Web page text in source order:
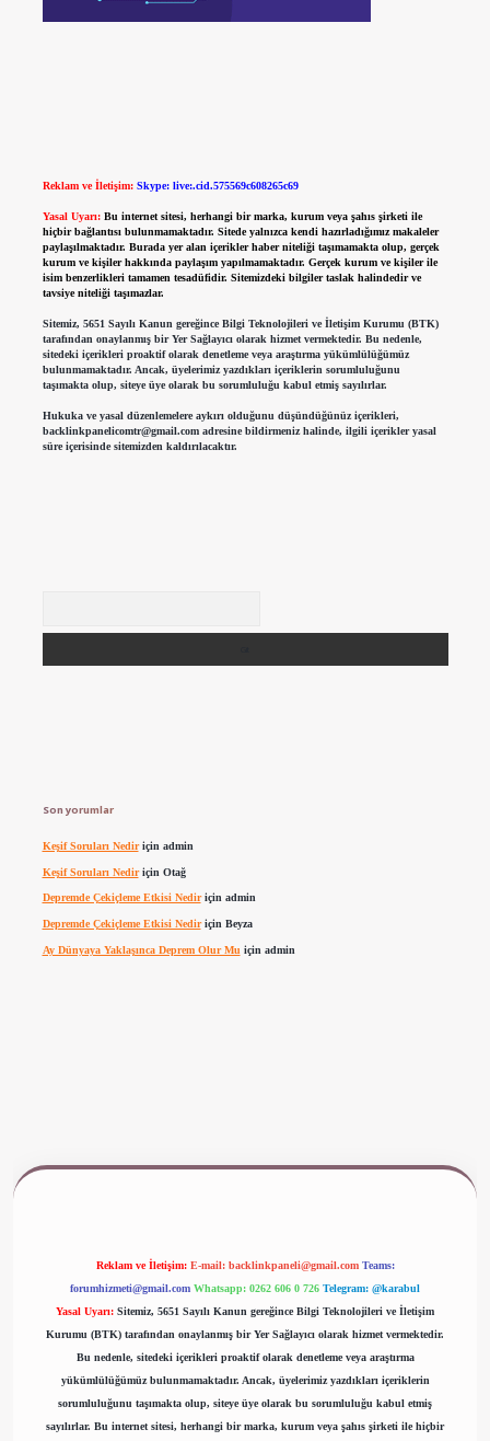
Reklam ve İletişim: Skype: live:.cid.575569c608265c69
Yasal Uyarı: Bu internet sitesi, herhangi bir marka, kurum veya şahıs şirketi ile
hiçbir bağlantısı bulunmamaktadır. Sitede yalnızca kendi hazırladığımız makaleler
paylaşılmaktadır. Burada yer alan içerikler haber niteliği taşımamakta olup, gerçek
kurum ve kişiler hakkında paylaşım yapılmamaktadır. Gerçek kurum ve kişiler ile
isim benzerlikleri tamamen tesadüfidir. Sitemizdeki bilgiler taslak halindedir ve
tavsiye niteliği taşımazlar.
Sitemiz, 5651 Sayılı Kanun gereğince Bilgi Teknolojileri ve İletişim Kurumu (BTK)
tarafından onaylanmış bir Yer Sağlayıcı olarak hizmet vermektedir. Bu nedenle,
sitedeki içerikleri proaktif olarak denetleme veya araştırma yükümlülüğümüz
bulunmamaktadır. Ancak, üyelerimiz yazdıkları içeriklerin sorumluluğunu
taşımakta olup, siteye üye olarak bu sorumluluğu kabul etmiş sayılırlar.
Hukuka ve yasal düzenlemelere aykırı olduğunu düşündüğünüz içerikleri,
backlinkpanelicomtr@gmail.comadresine bildirmeniz halinde, ilgili içerikler yasal
süre içerisinde sitemizden kaldırılacaktır.
Son yorumlar
Keşif Soruları Nediriçin admin
Keşif Soruları Nediriçin Otağ
Depremde Çekiçleme Etkisi Nediriçin admin
Depremde Çekiçleme Etkisi Nediriçin Beyza
Ay Dünyaya Yaklaşınca Deprem Olur Mu için admin
Reklam ve İletişim: E-mail: backlinkpaneli@gmail.com Teams:
forumhizmeti@gmail.com Whatsapp: 0262 606 0 726 Telegram: @karabul
Yasal Uyarı: Sitemiz, 5651 Sayılı Kanun gereğince Bilgi Teknolojileri ve İletişim
Kurumu (BTK) tarafından onaylanmış bir Yer Sağlayıcı olarak hizmet vermektedir.
Bu nedenle, sitedeki içerikleri proaktif olarak denetleme veya araştırma
yükümlülüğümüz bulunmamaktadır. Ancak, üyelerimiz yazdıkları içeriklerin
sorumluluğunu taşımakta olup, siteye üye olarak bu sorumluluğu kabul etmiş
sayılırlar. Bu internet sitesi, herhangi bir marka, kurum veya şahıs şirketi ile hiçbir